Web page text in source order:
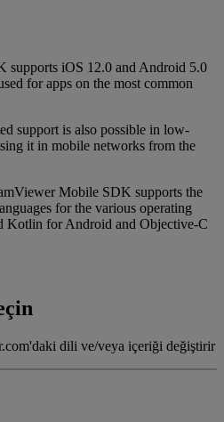
supports iOS 12.0 and Android 5.0
for apps on the most common
support is also possible in low-
it in mobile networks from the
Mobile SDK supports the
for the various operating
Kotlin for Android and Objective-C
dili ve/veya içeriği değiştirir